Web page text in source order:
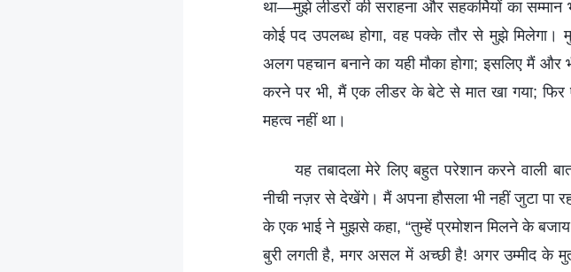
था—मुझे लीडरों की सराहना और सहकर्मियों का
कोई पद उपलब्ध होगा, वह पक्के तौर से मुझे मिलेगा।
अलग पहचान बनाने का यही मौका होगा; इसलिए मैं
करने पर भी, मैं एक लीडर के बेटे से मात खा गया; फिर
महत्व नहीं था।
यह तबादला मेरे लिए बहुत परेशान करने वाली
नीची नज़र से देखेंगे। मैं अपना हौसला भी नहीं जुटा पा
के एक भाई ने मुझसे कहा, “तुम्हें प्रमोशन मिलने के
बुरी लगती है, मगर असल में अच्छी है! अगर उम्मीद के